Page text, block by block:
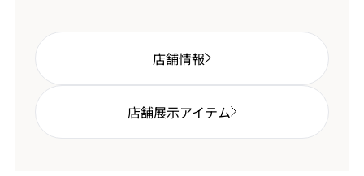
店舗情報
店舗展示アイテム